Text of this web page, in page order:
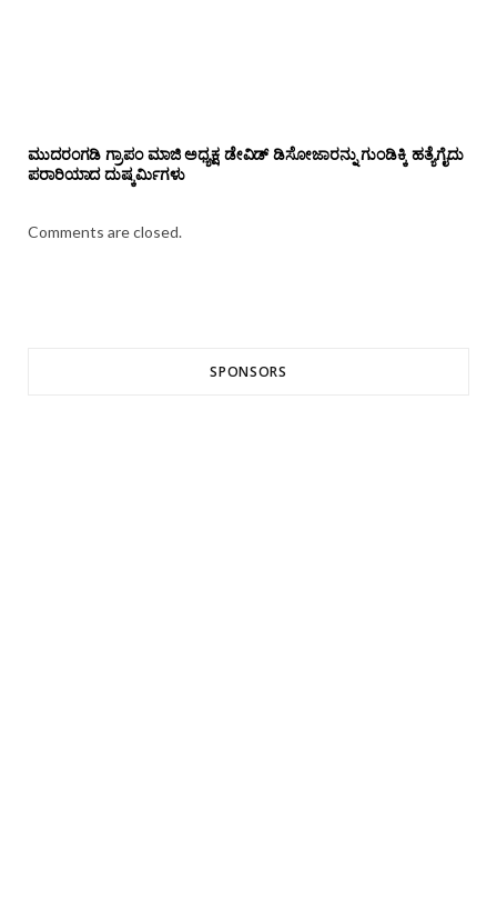
ಮುದರಂಗಡಿ ಗ್ರಾಪಂ ಮಾಜಿ ಅಧ್ಯಕ್ಷ ಡೇವಿಡ್ ಡಿಸೋಜಾರನ್ನು ಗುಂಡಿಕ್ಕಿ ಹತ್ಯೆಗೈದು
ಪರಾರಿಯಾದ ದುಷ್ಕರ್ಮಿಗಳು
Comments are closed.
SPONSORS